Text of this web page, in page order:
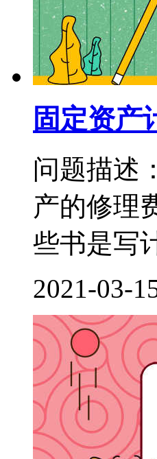
固定资产
问题描述
产的修理
些书是写
2021-03-